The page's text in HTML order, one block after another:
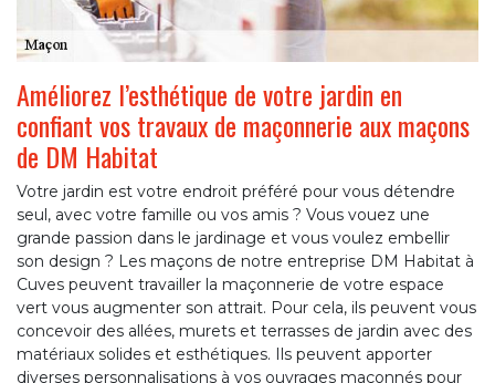
Améliorez l’esthétique de votre jardin en
confiant vos travaux de maçonnerie aux maçons
de DM Habitat
Votre jardin est votre endroit préféré pour vous détendre
seul, avec votre famille ou vos amis ? Vous vouez une
grande passion dans le jardinage et vous voulez embellir
son design ? Les maçons de notre entreprise DM Habitat à
Cuves peuvent travailler la maçonnerie de votre espace
vert vous augmenter son attrait. Pour cela, ils peuvent vous
concevoir des allées, murets et terrasses de jardin avec des
matériaux solides et esthétiques. Ils peuvent apporter
diverses personnalisations à vos ouvrages maçonnés pour